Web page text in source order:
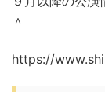
＾
https://